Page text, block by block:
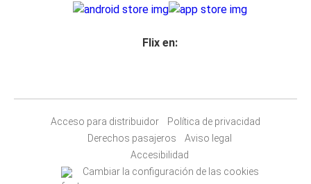
Flix en:
Acceso para distribuidor
Política de privacidad
Derechos pasajeros
Aviso legal
Accesibilidad
Cambiar la configuración de las cookies